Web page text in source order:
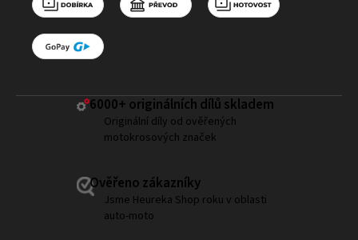
6000+ ​originálních dílů skladem
Originální díly od ověřených
motokrosových značek
Ověřeno zákazníky
Jsme Heureka Shop roku v oblasti
auto-moto